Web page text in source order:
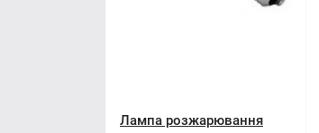
Лампа розжарювання